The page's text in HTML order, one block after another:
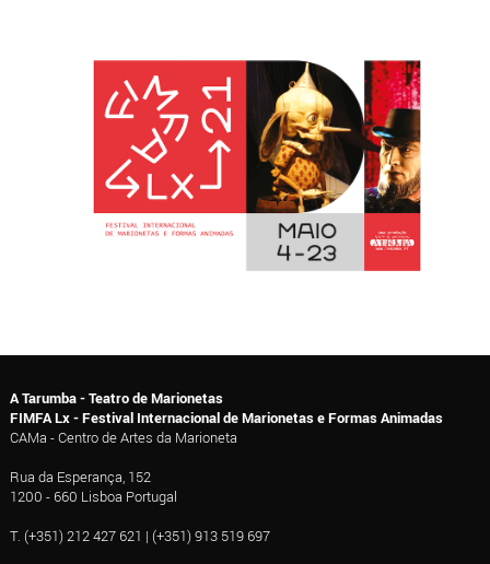
A Tarumba - Teatro de Marionetas
FIMFA Lx - Festival Internacional de Marionetas e Formas Animadas
CAMa - Centro de Artes da Marioneta
Rua da Esperança, 152
1200 - 660 Lisboa Portugal
T. (+351) 212 427 621 | (+351) 913 519 697